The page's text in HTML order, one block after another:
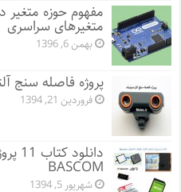
مفهوم حوزه متغیر
متغیرهای سراسری
بهمن 6, 1396
پروژه فاصله سنج
فروردین 21, 1394
BASCOM
شهریور 5, 1394